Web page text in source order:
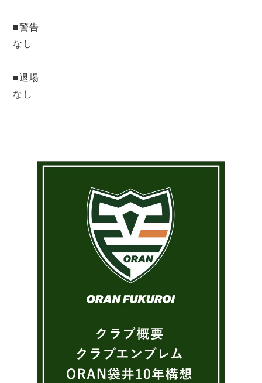
■警告
なし
■退場
なし